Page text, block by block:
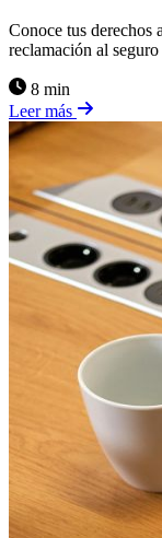
Conoce tus derechos
reclamación al
8 min
Leer más